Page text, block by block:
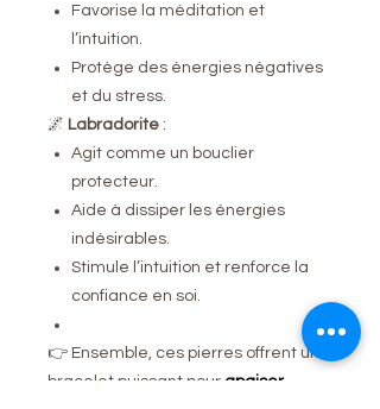
Favorise la méditation et
l’intuition.
Protège des énergies négatives
et du stress.
🌌 Labradorite :
Agit comme un bouclier
protecteur.
Aide à dissiper les énergies
indésirables.
Stimule l’intuition et renforce la
confiance en soi.
👉 Ensemble, ces pierres offrent un
bracelet puissant pour apaiser,